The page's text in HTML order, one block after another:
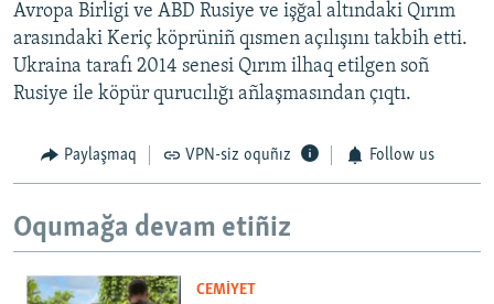
Avropa Birligi ve ABD Rusiye ve işğal altındaki Qırım
arasındaki Keriç köprüniñ qısmen açılışını takbih etti.
Ukraina tarafı 2014 senesi Qırım ilhaq etilgen soñ
Rusiye ile köpür qurucılığı añlaşmasından çıqtı.
Paylaşmaq VPN-siz oquñız Follow us
Oqumağa devam etiñiz
CEMİYET